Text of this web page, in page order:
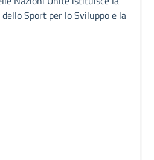
Sport per lo Sviluppo e la